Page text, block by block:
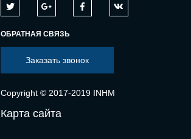
ОБРАТНАЯ СВЯЗЬ
Заказать звонок
Copyright © 2017-2019 INHM
Карта сайта